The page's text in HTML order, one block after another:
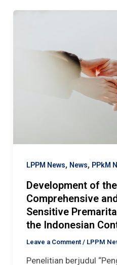
LPPM News, News, PPkM
Development of
Comprehensive
Sensitive
the Indonesian
Leave a Comment / LPPM
Penelitian berjudul